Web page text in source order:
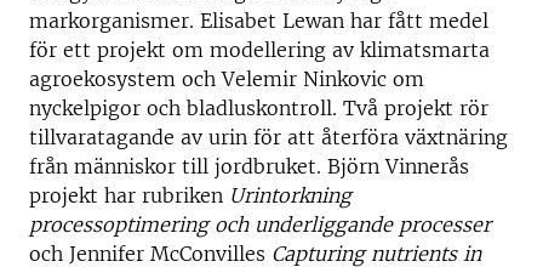
markorganismer. Elisabet Lewan har fått medel
för ett projekt om modellering av klimatsmarta
agroekosystem och Velemir Ninkovic om
nyckelpigor och bladluskontroll. Två projekt rör
tillvaratagande av urin för att återföra växtnäring
från människor till jordbruket. Björn Vinnerås
projekt har rubriken Urintorkning
processoptimering och underliggande processer
och Jennifer McConvilles Capturing nutrients in